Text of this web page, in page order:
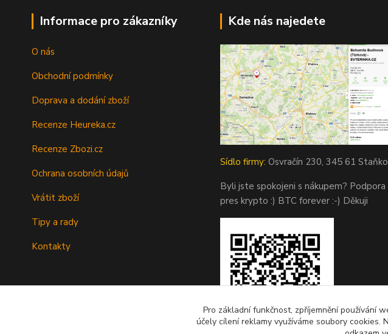
Informace pro zákazníky
O nás
Obchodní podmínky
Doprava a dodání zboží
Recenze Heureka.cz
Recenze Zbozi.cz
Ochrana osobních údajů
Vrátit zboží
Tipy a rady
Kontakty
Kde nás najedete
Sídlo firmy: Osvračín 230, 345 61
Byli jste spokojeni s nákupem? Podpora
pres krypto :) BTC forever :-) Děkuji
Pro základní funkčnost, zpříjemnění používání
účely cílení reklamy využíváme soubory